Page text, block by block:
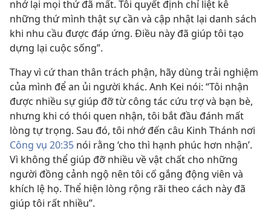
nhớ lại mọi thứ đã mất. Tôi quyết định chỉ liệt kê
những thứ mình thật sự cần và cập nhật lại danh sách
khi nhu cầu được đáp ứng. Điều này đã giúp tôi tạo
dựng lại cuộc sống”.
Thay vì cứ than thân trách phận, hãy dùng trải nghiệm
của mình để an ủi người khác. Anh Kei nói: “Tôi nhận
được nhiều sự giúp đỡ từ công tác cứu trợ và bạn bè,
nhưng khi có thói quen nhận, tôi bắt đầu đánh mất
lòng tự trọng. Sau đó, tôi nhớ đến câu Kinh Thánh nơi
Công vụ 20:35 nói rằng ‘cho thì hạnh phúc hơn nhận’.
Vì không thể giúp đỡ nhiều về vật chất cho những
người đồng cảnh ngộ nên tôi cố gắng động viên và
khích lệ họ. Thể hiện lòng rộng rãi theo cách này đã
giúp tôi rất nhiều”.